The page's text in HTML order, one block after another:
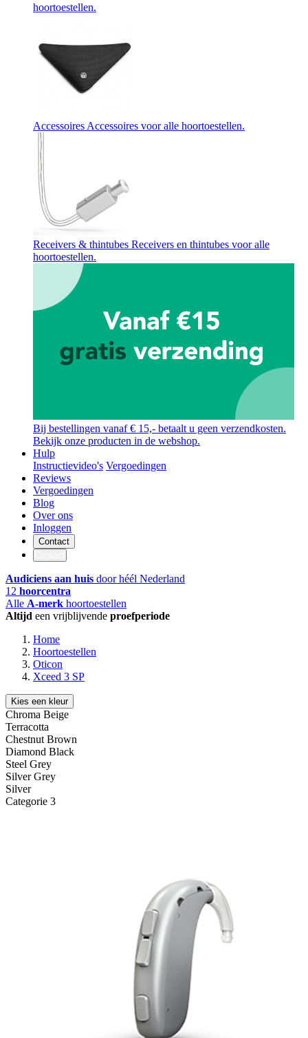
hoortoestellen.
Accessoires Accessoires voor alle hoortoestellen.
Receivers & thintubes Receivers en thintubes voor alle
hoortoestellen.
Bij bestellingen vanaf € 15,- betaalt u geen verzendkosten.
Bekijk onze producten in de webshop.
Hulp
Instructievideo's Vergoedingen
Reviews
Vergoedingen
Blog
Over ons
Inloggen
Contact
Audiciens aan huis door héél Nederland
12 hoorcentra
Alle A-merk hoortoestellen
Altijd een vrijblijvende proefperiode
Home
Hoortoestellen
Oticon
Xceed 3 SP
Kies een kleur
Chroma Beige
Terracotta
Chestnut Brown
Diamond Black
Steel Grey
Silver Grey
Silver
Categorie 3